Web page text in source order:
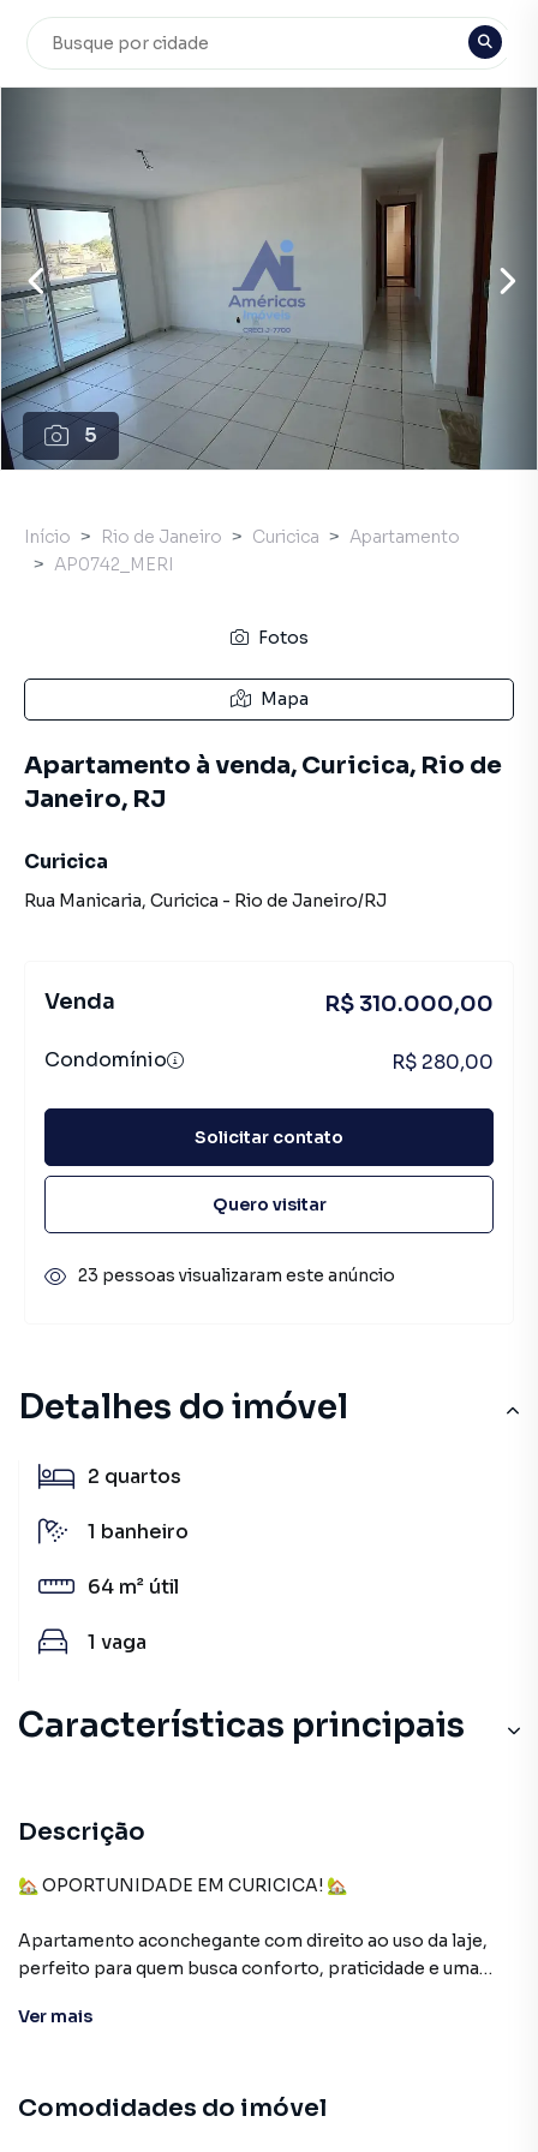
5
Detalhes do imóvel
2 quartos
1 banheiro
64 m² útil
1 vaga
Características principais
Cozinha
Cerâmica
Aceita Pet
Descrição
🏡 OPORTUNIDADE EM CURICICA! 🏡
Apartamento aconchegante com direito ao uso da laje,
perfeito para quem busca conforto, praticidade e uma
• Sala ampla e arejada
Ver mais
Comodidades do imóvel
Início Rio de Janeiro Curicica
Apartamento
AP0742_MERI
Fotos
Mapa
Apartamento à venda, Curicica, Rio de
Janeiro, RJ
Curicica
Rua Manicaria, Curicica - Rio de Janeiro/RJ
Venda R$ 310.000,00
Condomínio R$ 280,00
Solicitar contato
Quero visitar
23 pessoas visualizaram este anúncio